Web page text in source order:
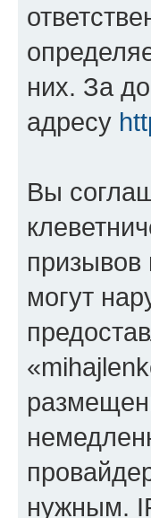
них. За
адресу
Вы
призывов
могут
нужным.